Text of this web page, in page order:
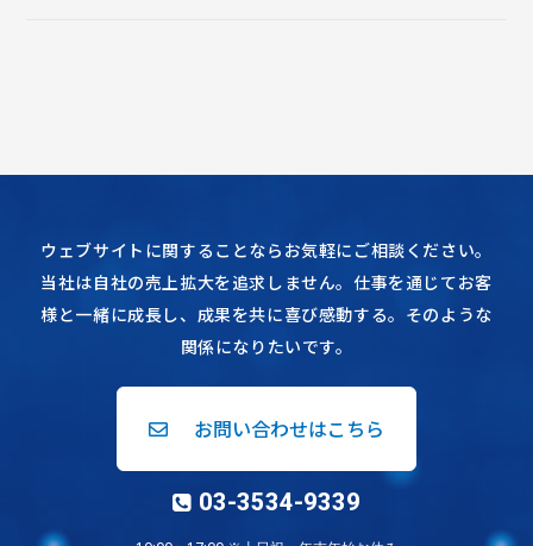
ウェブサイトに関することならお気軽にご相談ください。
当社は自社の売上拡大を追求しません。仕事を通じてお客
様と一緒に成長し、成果を共に喜び感動する。そのような
関係になりたいです。
お問い合わせはこちら
03-3534-9339